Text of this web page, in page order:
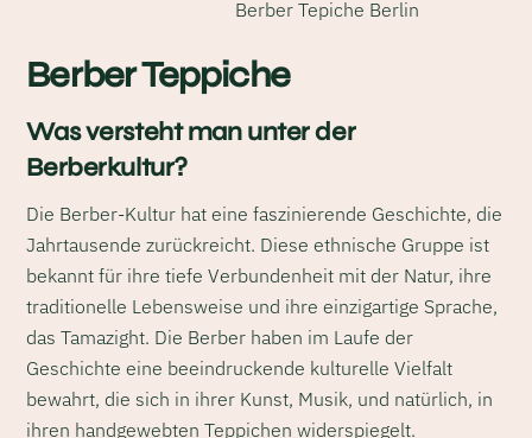
Berber Tepiche Berlin
Berber Teppiche
Was versteht man unter der
Berberkultur?
Die Berber-Kultur hat eine faszinierende Geschichte, die
Jahrtausende zurückreicht. Diese ethnische Gruppe ist
bekannt für ihre tiefe Verbundenheit mit der Natur, ihre
traditionelle Lebensweise und ihre einzigartige Sprache,
das Tamazight. Die Berber haben im Laufe der
Geschichte eine beeindruckende kulturelle Vielfalt
bewahrt, die sich in ihrer Kunst, Musik, und natürlich, in
ihren handgewebten Teppichen widerspiegelt.